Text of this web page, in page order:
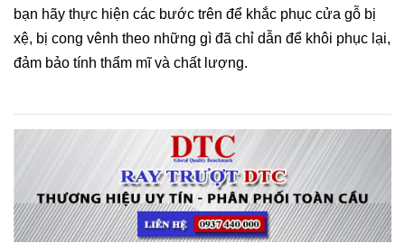
bạn hãy thực hiện các bước trên để khắc phục cửa gỗ bị
xệ, bị cong vênh theo những gì đã chỉ dẫn để khôi phục lại,
đảm bảo tính thẩm mĩ và chất lượng.